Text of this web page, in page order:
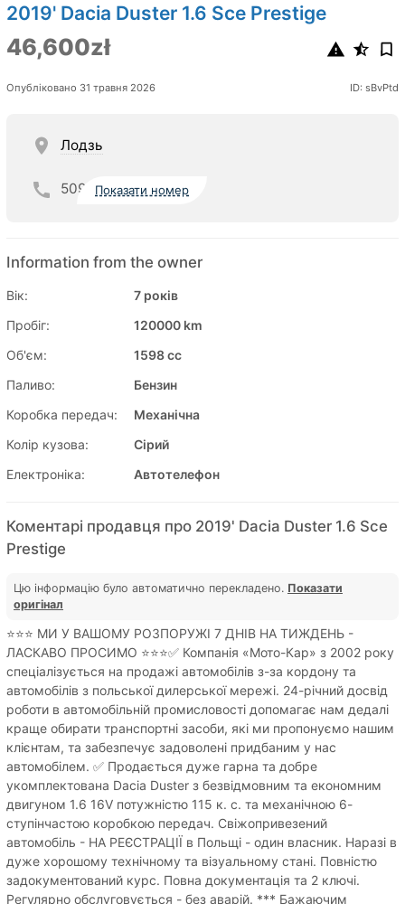
2019' Dacia Duster 1.6 Sce Prestige
46,600zł
Опубліковано 31 травня 2026 ID: sBvPtd
Лодзь
509 Показати номер
Information from the owner
Вік:
7 років
Пробіг:
120000 km
Об'єм:
1598 cc
Паливо:
Бензин
Коробка передач:
Механічна
Колір кузова:
Сірий
Електроніка:
Автотелефон
Коментарі продавця про 2019' Dacia Duster 1.6 Sce
Prestige
Цю інформацію було автоматично перекладено. Показати
оригінал
⭐⭐⭐ МИ У ВАШОМУ РОЗПОРУЖІ 7 ДНІВ НА ТИЖДЕНЬ -
ЛАСКАВО ПРОСИМО ⭐⭐⭐✅ Компанія «Мото-Кар» з 2002 року
спеціалізується на продажі автомобілів з-за кордону та
автомобілів з польської дилерської мережі. 24-річний досвід
роботи в автомобільній промисловості допомагає нам дедалі
краще обирати транспортні засоби, які ми пропонуємо нашим
клієнтам, та забезпечує задоволені придбаним у нас
автомобілем. ✅ Продається дуже гарна та добре
укомплектована Dacia Duster з безвідмовним та економним
двигуном 1.6 16V потужністю 115 к. с. та механічною 6-
ступінчастою коробкою передач. Свіжопривезений
автомобіль - НА РЕЄСТРАЦІЇ в Польщі - один власник. Наразі в
дуже хорошому технічному та візуальному стані. Повністю
задокументований курс. Повна документація та 2 ключі.
Регулярно обслуговується - без аварій. *** Бажаючим